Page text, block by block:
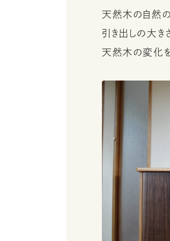
天然木の自然
引き出しの大き
天然木の変化を